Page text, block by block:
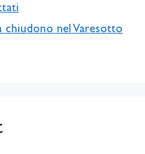
nel Varesotto